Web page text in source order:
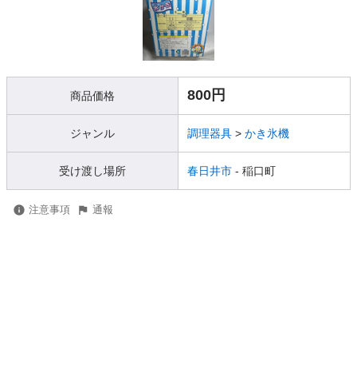
商品価格 800円
ジャンル 調理器具 > かき氷機
受け渡し場所 春日井市 - 稲口町
注意事項 通報